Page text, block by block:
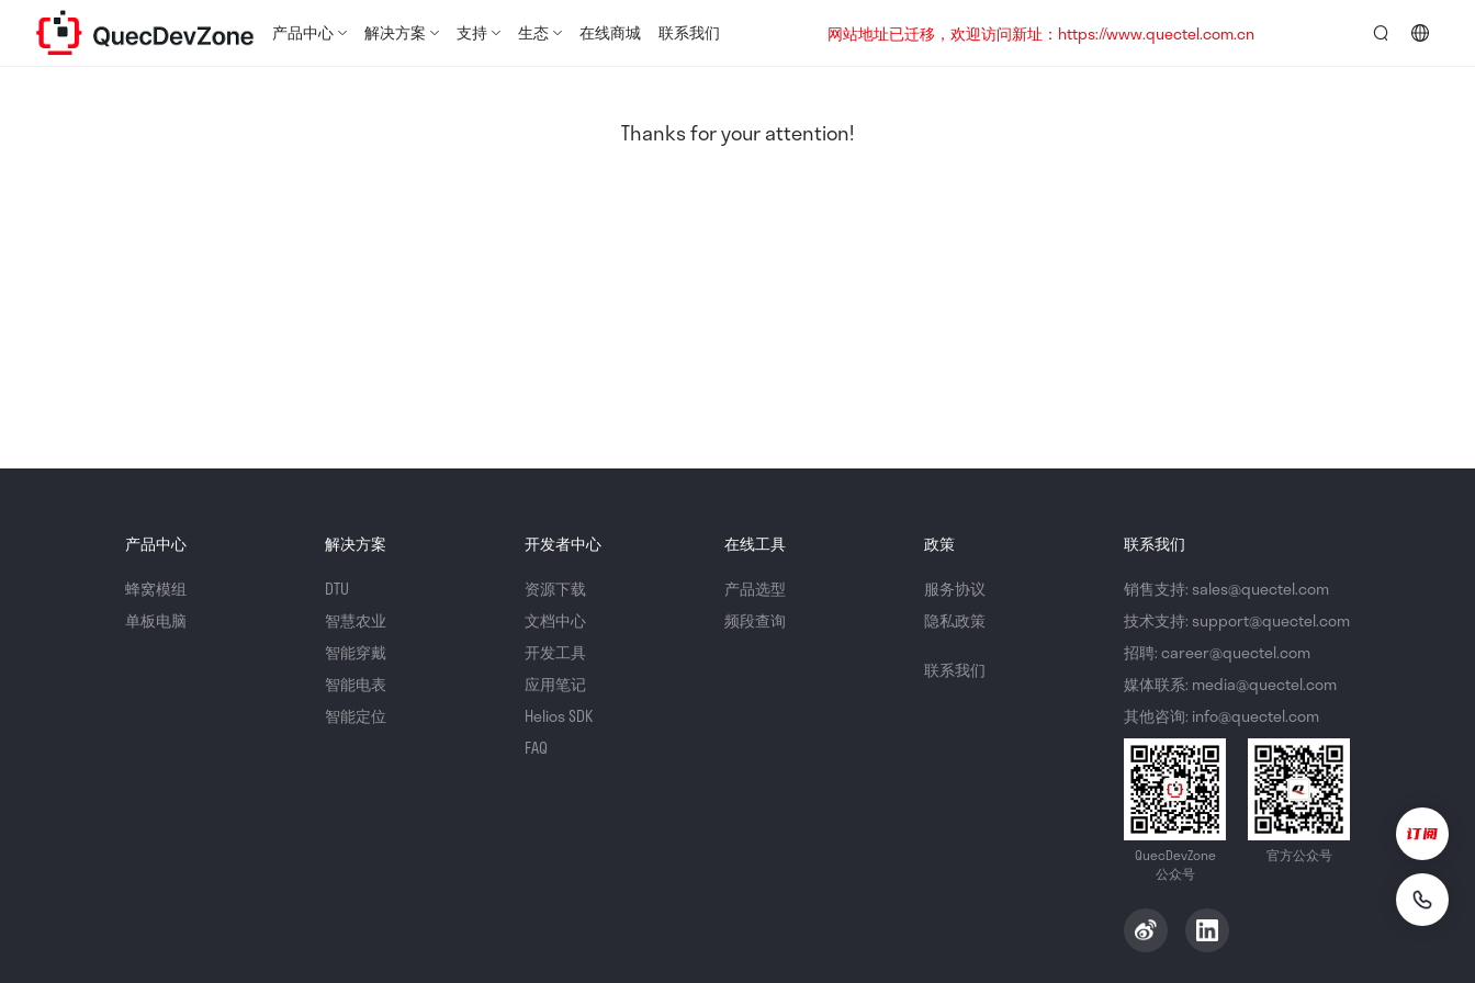
产品中心 解决方案 支持 生态 在线商城 联系我们
网站地址已迁移，欢迎访问新址：https://www.quectel.com.cn
Thanks for your attention!
产品中心
蜂窝模组
单板电脑
解决方案
DTU
智慧农业
智能穿戴
智能电表
智能定位
开发者中心
资源下载
文档中心
开发工具
应用笔记
Helios SDK
FAQ
在线工具
产品选型
频段查询
政策
服务协议
隐私政策
联系我们
联系我们
销售支持: sales@quectel.com
技术支持: support@quectel.com
招聘: career@quectel.com
媒体联系: media@quectel.com
其他咨询: info@quectel.com
QuecDevZone
公众号
官方公众号